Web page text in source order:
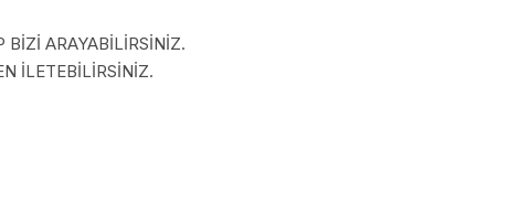
ARAYABİLİRSİNİZ.
İLETEBİLİRSİNİZ.